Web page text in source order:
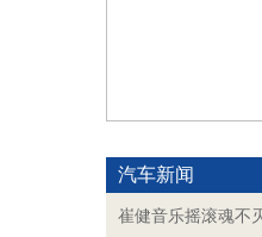
汽车新闻
崔健音乐摇滚魂不